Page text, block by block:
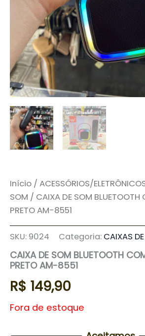
Início / ACESSÓRIOS/
SOM / CAIXA DE SOM BLUETOOTH
PRETO AM-8551
SKU: 9024 Categoria: CAIXAS
CAIXA DE SOM BLUETOOTH
PRETO AM-8551
R$ 149,90
Fora de estoque